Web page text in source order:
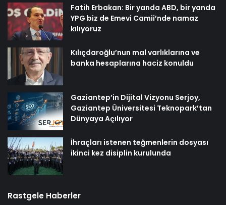
Fatih Erbakan: Bir yanda ABD, bir yanda
YPG biz de Emevi Camii’nde namaz
kılıyoruz
Kılıçdaroğlu’nun mal varlıklarına ve
banka hesaplarına haciz konuldu
Gaziantep’in Dijital Vizyonu Serjoy,
Gaziantep Üniversitesi Teknopark’tan
Dünyaya Açılıyor
İhraçları istenen teğmenlerin dosyası
ikinci kez disiplin kurulunda
Rastgele Haberler